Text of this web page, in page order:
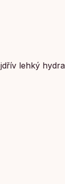
lehký